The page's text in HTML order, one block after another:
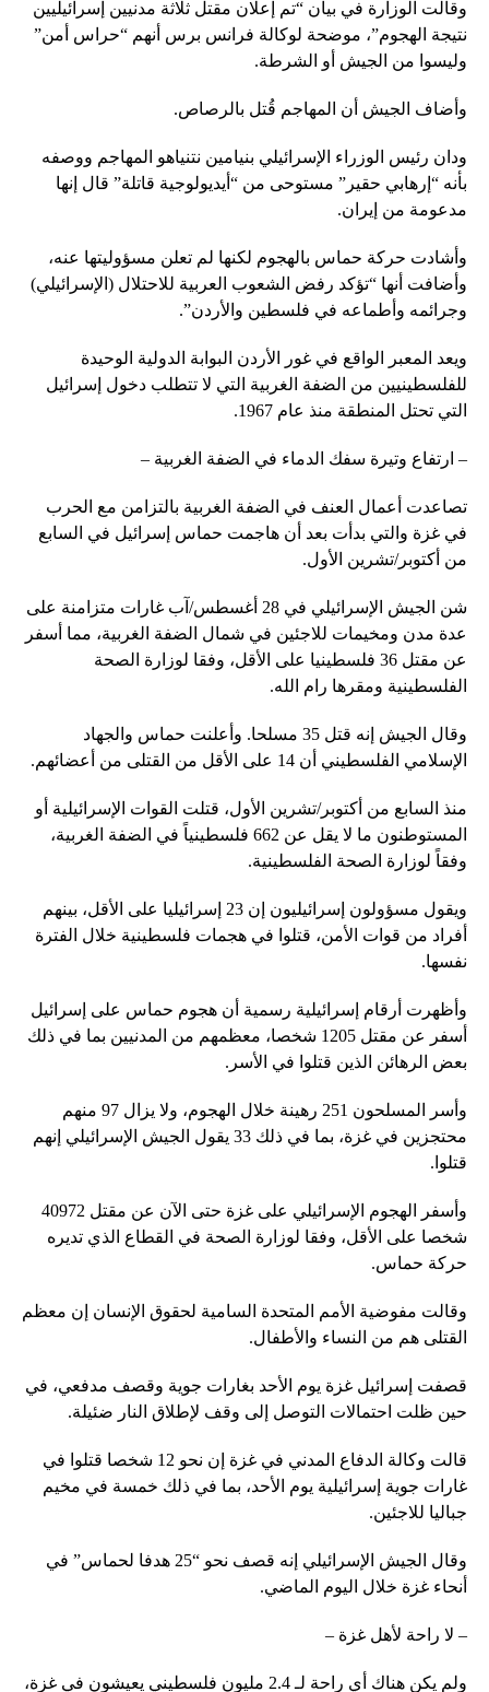
وقالت الوزارة في بيان “تم إعلان مقتل ثلاثة مدنيين إسرائيليين
نتيجة الهجوم”، موضحة لوكالة فرانس برس أنهم “حراس أمن”
وليسوا من الجيش أو الشرطة.
وأضاف الجيش أن المهاجم قُتل بالرصاص.
ودان رئيس الوزراء الإسرائيلي بنيامين نتنياهو المهاجم ووصفه
بأنه “إرهابي حقير” مستوحى من “أيديولوجية قاتلة” قال إنها
مدعومة من إيران.
وأشادت حركة حماس بالهجوم لكنها لم تعلن مسؤوليتها عنه،
وأضافت أنها “تؤكد رفض الشعوب العربية للاحتلال (الإسرائيلي)
وجرائمه وأطماعه في فلسطين والأردن”.
ويعد المعبر الواقع في غور الأردن البوابة الدولية الوحيدة
للفلسطينيين من الضفة الغربية التي لا تتطلب دخول إسرائيل
التي تحتل المنطقة منذ عام 1967.
– ارتفاع وتيرة سفك الدماء في الضفة الغربية –
تصاعدت أعمال العنف في الضفة الغربية بالتزامن مع الحرب
في غزة والتي بدأت بعد أن هاجمت حماس إسرائيل في السابع
من أكتوبر/تشرين الأول.
شن الجيش الإسرائيلي في 28 أغسطس/آب غارات متزامنة على
عدة مدن ومخيمات للاجئين في شمال الضفة الغربية، مما أسفر
عن مقتل 36 فلسطينيا على الأقل، وفقا لوزارة الصحة
الفلسطينية ومقرها رام الله.
وقال الجيش إنه قتل 35 مسلحا. وأعلنت حماس والجهاد
الإسلامي الفلسطيني أن 14 على الأقل من القتلى من أعضائهم.
منذ السابع من أكتوبر/تشرين الأول، قتلت القوات الإسرائيلية أو
المستوطنون ما لا يقل عن 662 فلسطينياً في الضفة الغربية،
وفقاً لوزارة الصحة الفلسطينية.
ويقول مسؤولون إسرائيليون إن 23 إسرائيليا على الأقل، بينهم
أفراد من قوات الأمن، قتلوا في هجمات فلسطينية خلال الفترة
نفسها.
وأظهرت أرقام إسرائيلية رسمية أن هجوم حماس على إسرائيل
أسفر عن مقتل 1205 شخصا، معظمهم من المدنيين بما في ذلك
بعض الرهائن الذين قتلوا في الأسر.
وأسر المسلحون 251 رهينة خلال الهجوم، ولا يزال 97 منهم
محتجزين في غزة، بما في ذلك 33 يقول الجيش الإسرائيلي إنهم
قتلوا.
وأسفر الهجوم الإسرائيلي على غزة حتى الآن عن مقتل 40972
شخصا على الأقل، وفقا لوزارة الصحة في القطاع الذي تديره
حركة حماس.
وقالت مفوضية الأمم المتحدة السامية لحقوق الإنسان إن معظم
القتلى هم من النساء والأطفال.
قصفت إسرائيل غزة يوم الأحد بغارات جوية وقصف مدفعي، في
حين ظلت احتمالات التوصل إلى وقف لإطلاق النار ضئيلة.
قالت وكالة الدفاع المدني في غزة إن نحو 12 شخصا قتلوا في
غارات جوية إسرائيلية يوم الأحد، بما في ذلك خمسة في مخيم
جباليا للاجئين.
وقال الجيش الإسرائيلي إنه قصف نحو “25 هدفا لحماس” في
أنحاء غزة خلال اليوم الماضي.
– لا راحة لأهل غزة –
ولم يكن هناك أي راحة لـ 2.4 مليون فلسطيني يعيشون في غزة،